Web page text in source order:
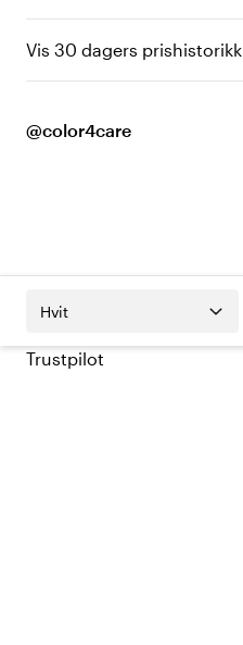
Vis 30 dagers prishistorikk
@color4care
Hvit
Trustpilot